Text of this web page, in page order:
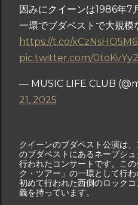
因みにクイーンは1986年7
一環でブダペストで大規模
https://t.co/xCzNsHO5M6
pic.twitter.com/
— MUSIC LIFE CLUB
21, 2025
クイーンのブダペスト公演は
のブダペストにあるネープシ
行われたコンサートです。こ
ク・ツアー」の一環として行
初めて行われた西側のロック
義を持っています。